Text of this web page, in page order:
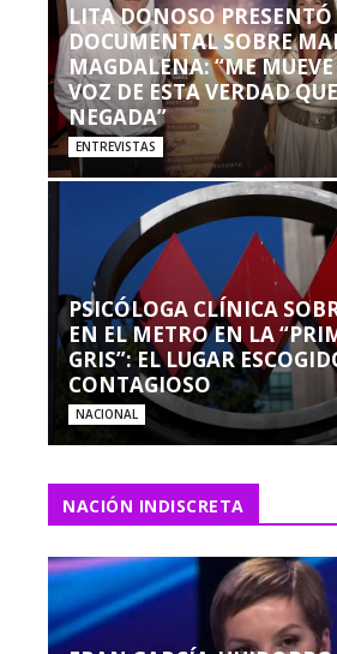
LITA DONOSO PRESENTÓ
DOCUMENTAL SOBRE
MAGDALENA: “ME
VOZ DE ESTA VERDAD
NEGADA”
ENTREVISTAS
PSICÓLOGA CLÍNICA
EN EL METRO EN LA
GRIS”: EL LUGAR
CONTAGIOSO
NACIONAL
NACIÓN INDISCRETA